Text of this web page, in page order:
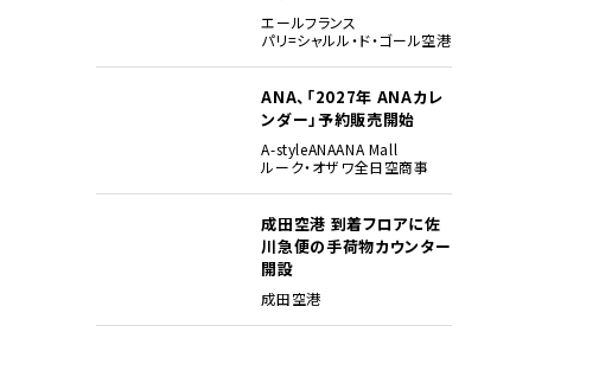
ーアート富士山トートバッグ」（左）と「ハートフォーアート富士山Tシャツ」（右）
エールフランス
パリ=シャルル・ド・ゴール空港
ANA、「2027年 ANAカレ
ンダー」予約販売開始
A-styleANAANA Mall
ルーク・オザワ全日空商事
成田空港 到着フロアに佐
川急便の手荷物カウンター
開設
成田空港